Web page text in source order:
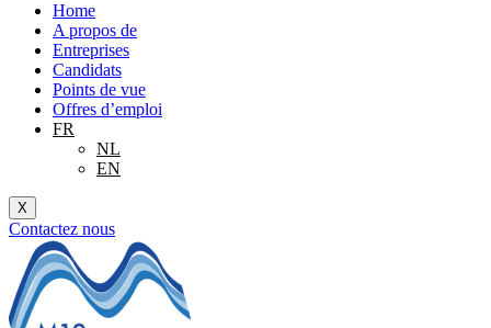
Home
A propos de
Entreprises
Candidats
Points de vue
Offres d’emploi
FR
NL
EN
X
Contactez nous